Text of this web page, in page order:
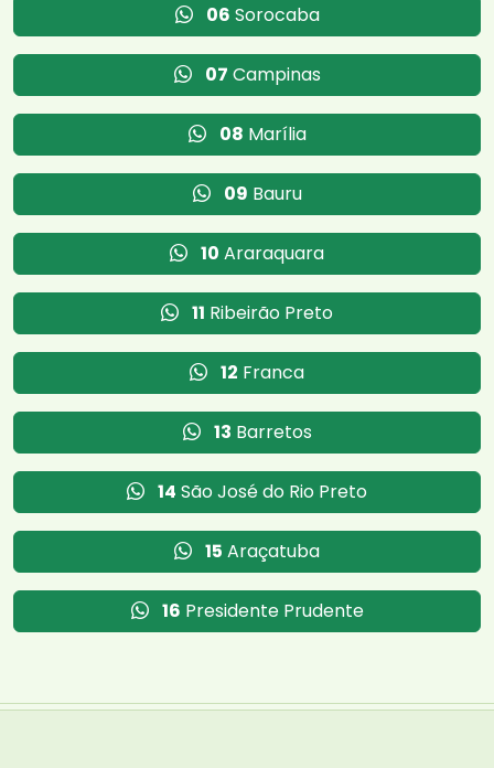
06 Sorocaba
07 Campinas
08 Marília
09 Bauru
10 Araraquara
11 Ribeirão Preto
12 Franca
13 Barretos
14 São José do Rio Preto
15 Araçatuba
16 Presidente Prudente